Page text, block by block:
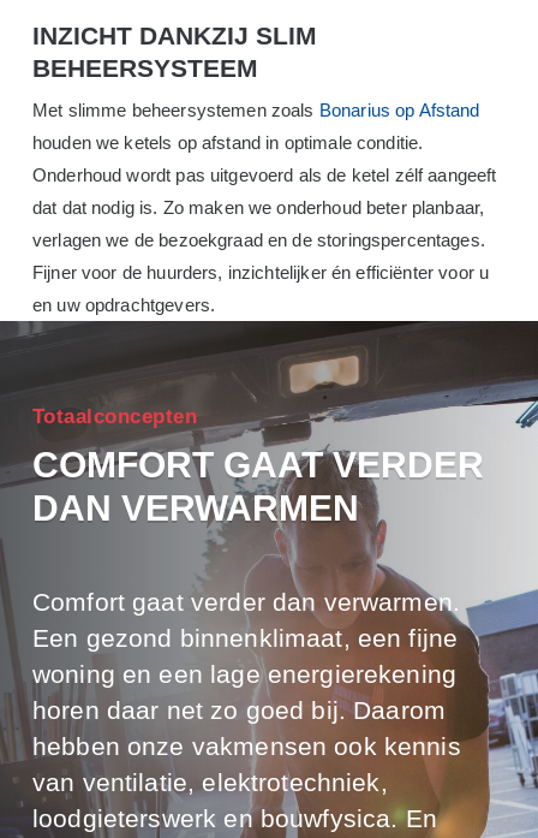
INZICHT DANKZIJ SLIM
BEHEERSYSTEEM
Met slimme beheersystemen zoals Bonarius op Afstand
houden we ketels op afstand in optimale conditie.
Onderhoud wordt pas uitgevoerd als de ketel zélf aangeeft
dat dat nodig is. Zo maken we onderhoud beter planbaar,
verlagen we de bezoekgraad en de storingspercentages.
Fijner voor de huurders, inzichtelijker én efficiënter voor u
en uw opdrachtgevers.
Totaalconcepten
COMFORT GAAT VERDER
DAN VERWARMEN
Comfort gaat verder dan verwarmen.
Een gezond binnenklimaat, een fijne
woning en een lage energierekening
horen daar net zo goed bij. Daarom
hebben onze vakmensen ook kennis
van ventilatie, elektrotechniek,
loodgieterswerk en bouwfysica. En